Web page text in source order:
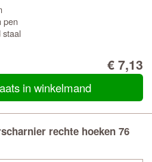
pen
staal
€ 7,13
in winkelmand
rechte hoeken 76